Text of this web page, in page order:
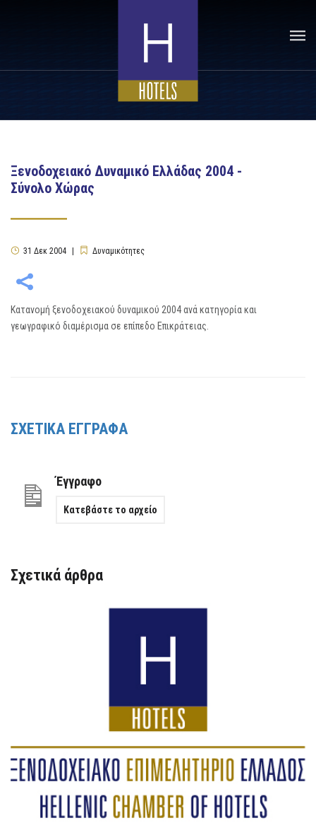
Ξενοδοχειακό Δυναμικό Ελλάδας 2004 -
Σύνολο Χώρας
31 Δεκ 2004 Δυναμικότητες
Κατανομή ξενοδοχειακού δυναμικού 2004 ανά κατηγορία και
γεωγραφικό διαμέρισμα σε επίπεδο Επικράτειας.
ΣΧΕΤΙΚΑ ΕΓΓΡΑΦΑ
Έγγραφο
Κατεβάστε το αρχείο
Σχετικά άρθρα